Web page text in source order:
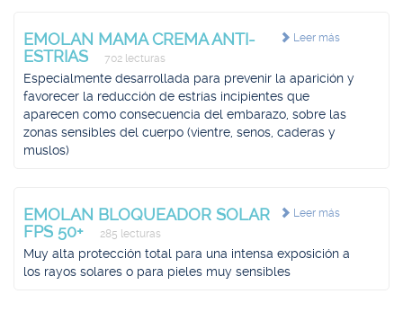
Leer más
EMOLAN MAMA CREMA ANTI-
ESTRIAS
702 lecturas
Especialmente desarrollada para prevenir la aparición y
favorecer la reducción de estrías incipientes que
aparecen como consecuencia del embarazo, sobre las
zonas sensibles del cuerpo (vientre, senos, caderas y
muslos)
Leer más
EMOLAN BLOQUEADOR SOLAR
FPS 50+
285 lecturas
Muy alta protección total para una intensa exposición a
los rayos solares o para pieles muy sensibles